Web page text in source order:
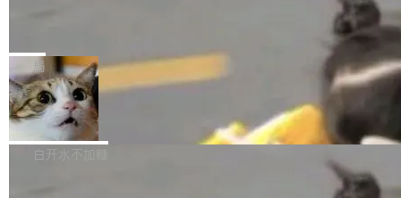
是把这段空隙补上。 回退到任何一次编辑：Delt
aDB 捕获 commit 之间的每一次操作，...
微软同期总资本开支的四成。 与亚马逊、Alpha
bet、微软以及 Meta 等传统科技巨头相比，Spa
ceXAI的资金消耗速度尤为引人瞩目。然而，支
撑庞大支出的资金来源却呈现出截然不同的面
貌。数据显示，微软和 Meta 主要依托充沛的经
一个在终端里运行的编程 agent；Muse Spark
1.2，驱动这个 agent 的新模型。一句话概括：
你可以用 curl -fsSL https://dev.meta.ai/install.
sh | bash 安装一个能在大项目里自动规划、写
代码、验证结果的 AI 终端工具。 据介绍，Muse
局
美团开源 LoHoSearch，用知识图谱校
准 AI 能力认知
机器出题的前提，是让机器拥有全局视野。整个
构建流程可以分为四个环节：建图 → 控制难度
白开水不加糖